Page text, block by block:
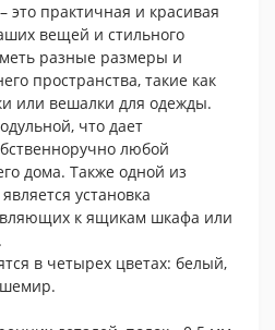
это практичная и красивая
вещей и стильного
разные размеры и
пространства, такие как
или вешалки для одежды.
что дает
любой
дома. Также одной из
установка
к ящикам шкафа или
в четырех цветах: белый,